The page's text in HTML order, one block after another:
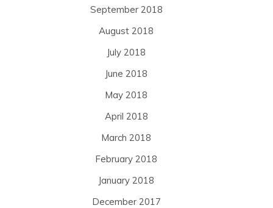
September 2018
August 2018
July 2018
June 2018
May 2018
April 2018
March 2018
February 2018
January 2018
December 2017